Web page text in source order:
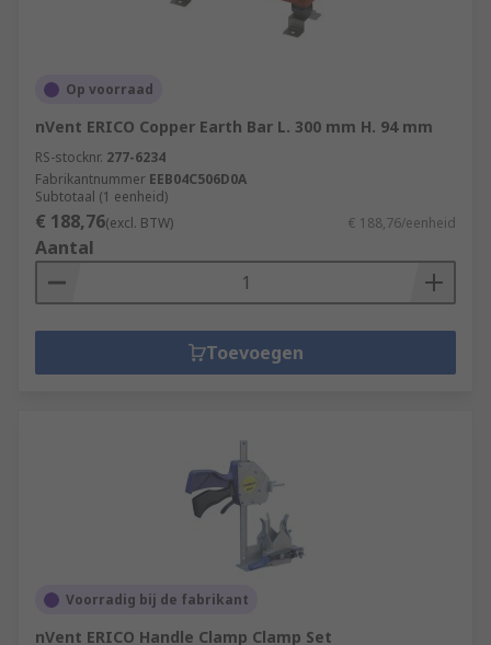
Op voorraad
nVent ERICO Copper Earth Bar L. 300 mm H. 94 mm
RS-stocknr. 277-6234
Fabrikantnummer EEB04C506D0A
Subtotaal (1 eenheid)
€ 188,76(excl. BTW) € 188,76/eenheid
Aantal
Toevoegen
Voorradig bij de fabrikant
nVent ERICO Handle Clamp Clamp Set